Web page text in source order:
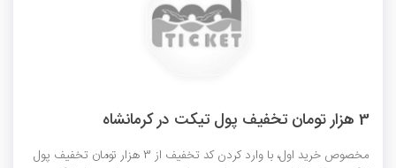
3 هزار تومان تخفیف پول تیکت در کرمانشاه
مخصوص خرید اول، با وارد کردن کد تخفیف از 3 هزار تومان تخفیف پول